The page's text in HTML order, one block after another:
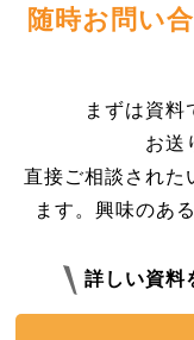
随時お問い
まずは資料
お送
直接ご相談された
ます。興味のあ
詳しい資料